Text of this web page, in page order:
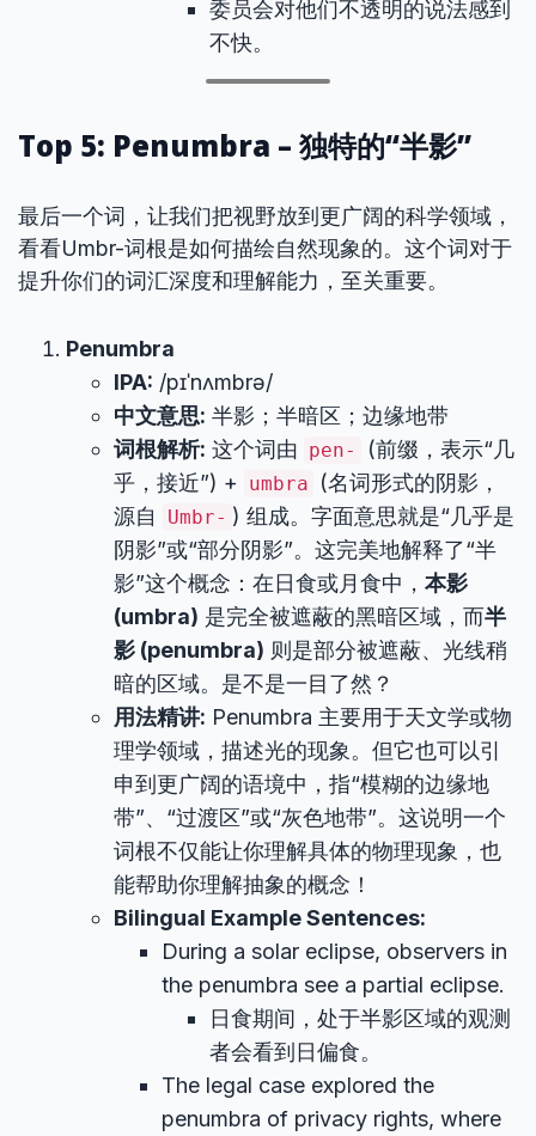
委员会对他们不透明的说法感到
不快。
Top 5: Penumbra – 独特的“半影”
最后一个词，让我们把视野放到更广阔的科学领域，
看看Umbr-词根是如何描绘自然现象的。这个词对于
提升你们的词汇深度和理解能力，至关重要。
Penumbra
IPA: /pɪˈnʌmbrə/
中文意思: 半影；半暗区；边缘地带
词根解析: 这个词由 pen-
(前缀，表示“几
乎，接近”) +
umbra
(名词形式的阴影，
源自
Umbr- ) 组成。字面意思就是“几乎是
阴影”或“部分阴影”。这完美地解释了“半
影”这个概念：在日食或月食中， 本影
(umbra) 是完全被遮蔽的黑暗区域，而半
影 (penumbra) 则是部分被遮蔽、光线稍
暗的区域。是不是一目了然？
用法精讲: Penumbra 主要用于天文学或物
理学领域，描述光的现象。但它也可以引
申到更广阔的语境中，指“模糊的边缘地
带”、“过渡区”或“灰色地带”。这说明一个
词根不仅能让你理解具体的物理现象，也
能帮助你理解抽象的概念！
Bilingual Example Sentences:
During a solar eclipse, observers in
the penumbra see a partial eclipse.
日食期间，处于半影区域的观测
者会看到日偏食。
The legal case explored the
penumbra of privacy rights, where